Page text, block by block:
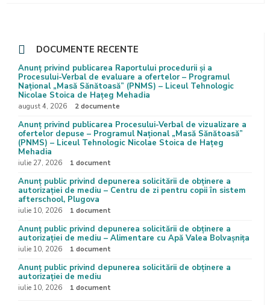
DOCUMENTE RECENTE
Anunț privind publicarea Raportului procedurii și a
Procesului-Verbal de evaluare a ofertelor – Programul
Național „Masă Sănătoasă” (PNMS) – Liceul Tehnologic
Nicolae Stoica de Hațeg Mehadia
august 4, 2026 2 documente
Anunț privind publicarea Procesului-Verbal de vizualizare a
ofertelor depuse – Programul Național „Masă Sănătoasă”
(PNMS) – Liceul Tehnologic Nicolae Stoica de Hațeg
Mehadia
iulie 27, 2026 1 document
Anunț public privind depunerea solicitării de obținere a
autorizației de mediu – Centru de zi pentru copii în sistem
afterschool, Plugova
iulie 10, 2026 1 document
Anunț public privind depunerea solicitării de obținere a
autorizației de mediu – Alimentare cu Apă Valea Bolvașnița
iulie 10, 2026 1 document
Anunț public privind depunerea solicitării de obținere a
autorizației de mediu
iulie 10, 2026 1 document